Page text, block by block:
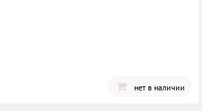
нет в наличии